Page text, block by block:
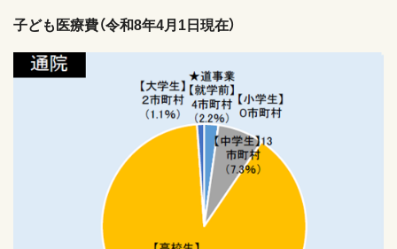
子ども医療費（令和8年4月1日現在）